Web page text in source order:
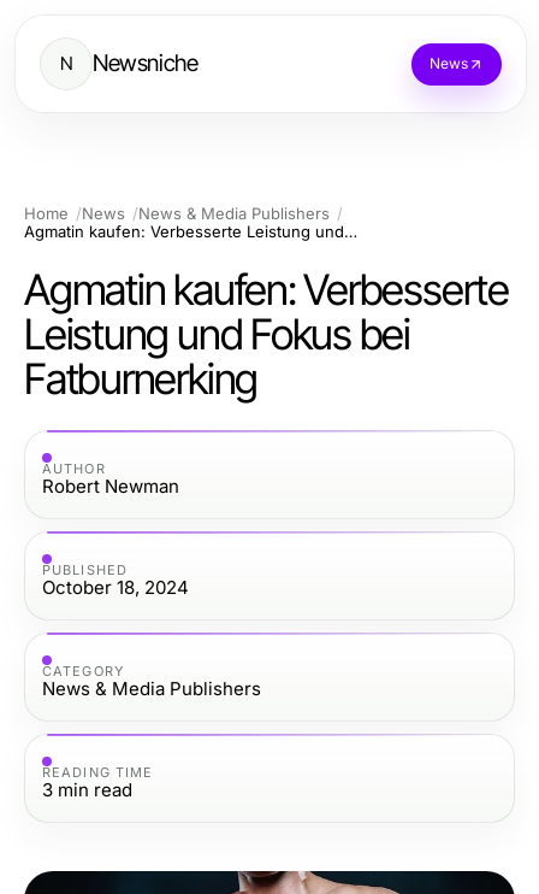
N Newsniche News
Home News
News & Media Publishers
Agmatin kaufen: Verbesserte Leistung und Fokus bei Fatburnerking
Agmatin kaufen: Verbesserte
Leistung und Fokus bei
Fatburnerking
AUTHOR
Robert Newman
PUBLISHED
October 18, 2024
CATEGORY
News & Media Publishers
READING TIME
3 min read